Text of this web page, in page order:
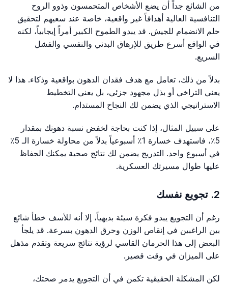
من الشائع جداً أن يضع الأشخاص المتحمسون وذوو الروح
التنافسية العالية أهدافاً غير واقعية، خاصة عند سعيهم لتحقيق
حلم الانضمام للجيش. قد يبدو الطموح الكبير أمراً إيجابياً، لكنه
في الواقع أسرع طريق للإرهاق البدني والنفسي والفشل
السريع.
بدلاً من ذلك، تعامل مع هدف فقدان الدهون بواقعية وذكاء. هذا لا
يعني التراخي أو بذل مجهود جزئي، بل يعني التخطيط
الاستراتيجي الذي يضمن لك النجاح المستدام.
على سبيل المثال، إذا كنت بحاجة لخفض نسبة دهونك بمقدار
5٪، فاستهدف خسارة 1٪ أسبوعياً بدلاً من محاولة خسارة الـ 5٪
في أسبوع واحد. التدريج يضمن لك نتائج صحية يمكنك الحفاظ
عليها طوال مسيرتك العسكرية.
2. تجويع نفسك
رغم أن التجويع يبدو فكرة سيئة بديهياً، إلا أنه للأسف خطأ شائع
بين الراغبين في إنقاص الوزن وحرق الدهون بسرعة. قد يلجأ
البعض إلى هذا الحرمان القاسي لرؤية نتائج سريعة وتقدم مذهل
على الميزان في وقت قصير.
لكن المشكلة الحقيقية تكمن في أن التجويع يدمر صحتك،